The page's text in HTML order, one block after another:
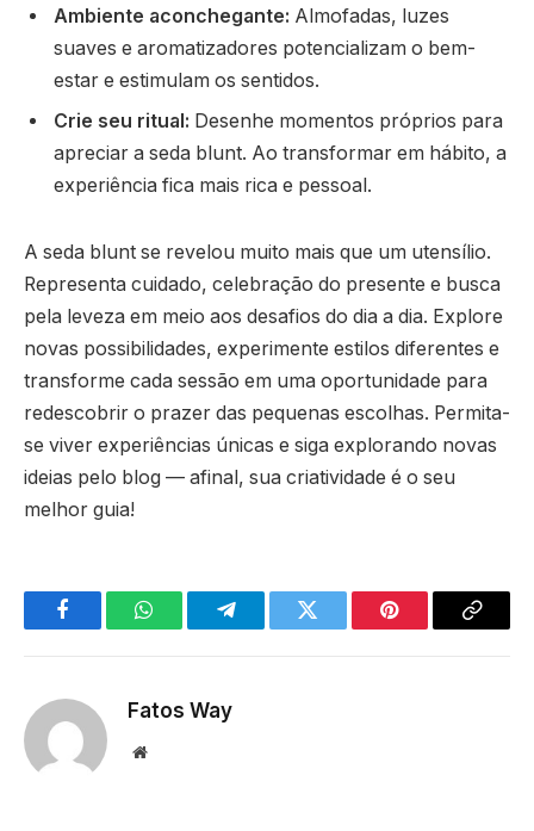
Ambiente aconchegante: Almofadas, luzes
suaves e aromatizadores potencializam o bem-
estar e estimulam os sentidos.
Crie seu ritual: Desenhe momentos próprios para
apreciar a seda blunt. Ao transformar em hábito, a
experiência fica mais rica e pessoal.
A seda blunt se revelou muito mais que um utensílio.
Representa cuidado, celebração do presente e busca
pela leveza em meio aos desafios do dia a dia. Explore
novas possibilidades, experimente estilos diferentes e
transforme cada sessão em uma oportunidade para
redescobrir o prazer das pequenas escolhas. Permita-
se viver experiências únicas e siga explorando novas
ideias pelo blog — afinal, sua criatividade é o seu
melhor guia!
FacebookWhatsAppTelegramTwitter Pinterest Copy
Fatos Way
Website